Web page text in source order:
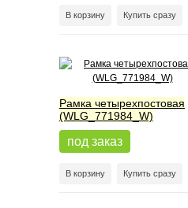
В корзину Купить сразу
Рамка четырехпостовая
(WLG_771984_W)
под заказ
В корзину Купить сразу